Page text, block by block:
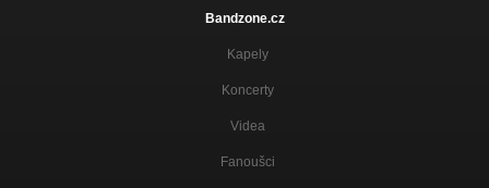
Bandzone.cz
Kapely
Koncerty
Videa
Fanoušci